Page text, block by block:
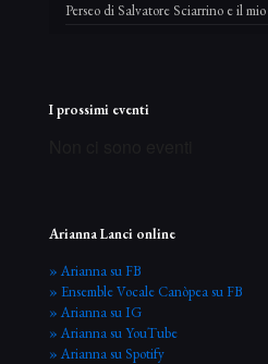
Perseo di Salvatore Sciarrino e il
I prossimi eventi
Arianna Lanci online
» Arianna su FB
» Ensemble Vocale Canòpea su FB
» Arianna su IG
» Arianna su YouTube
» Arianna su Spotify